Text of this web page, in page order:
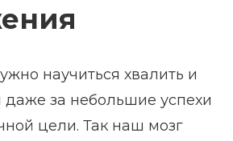
научиться хвалить и
даже за небольшие успехи
цели. Так наш мозг